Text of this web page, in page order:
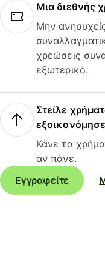
Μια διεθνής
Μην
χρεώσεις
εξωτερικό.
Στείλε
Κάνε τα
αν πάνε.
Εγγραφείτε